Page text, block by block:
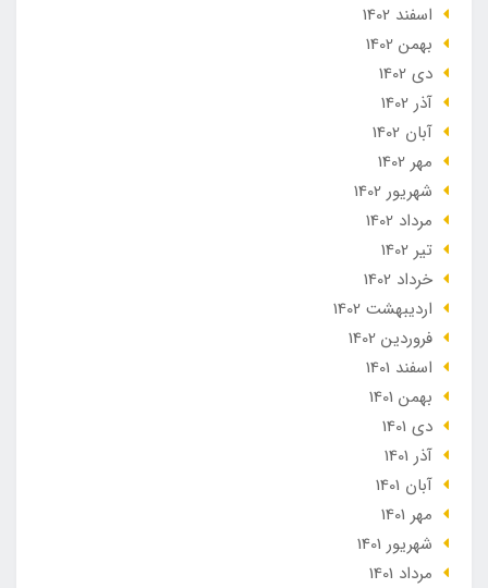
اسفند 1402
بهمن 1402
دی 1402
آذر 1402
آبان 1402
مهر 1402
شهریور 1402
مرداد 1402
تير 1402
خرداد 1402
ارديبهشت 1402
فروردین 1402
اسفند 1401
بهمن 1401
دی 1401
آذر 1401
آبان 1401
مهر 1401
شهریور 1401
مرداد 1401